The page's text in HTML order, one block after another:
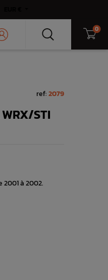
0
ref:2079
WRX/STI
à 2002.